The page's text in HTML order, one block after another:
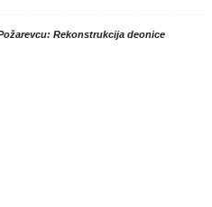
Rekonstrukcija deonice